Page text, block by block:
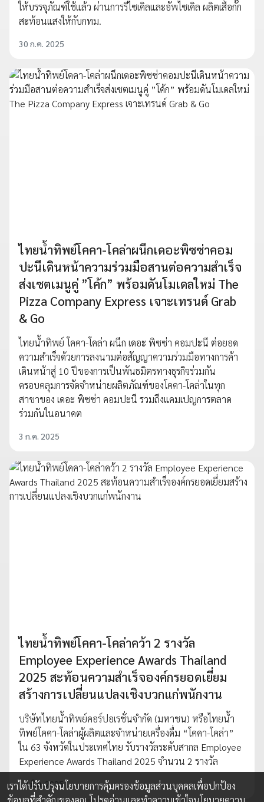
ให้บรรจุภัณฑ์ใช้แล้ว ผ่านการรีไซเคิลและอัพไซเคิล ผลิตเสื้อกั๊ก
สะท้อนแสงให้กับกทม.
30 ก.ค. 2025
ไทยน้ำทิพย์โคคา-โคล่าผนึกเดอะพิซซ่าคอม
ปะนีเดินหน้าความร่วมมือสานต่อความสำเร็จ
ส่งเซตเมนูคู่ ”โค้ก” พร้อมดันโมเดลใหม่ The
Pizza Company Express เจาะเทรนด์ Grab
& Go
ไทยน้ำทิพย์ โคคา-โคล่า ผนึก เดอะ พิซซ่า คอมปะนี ต่อยอด
ความสำเร็จด้วยการลงนามต่อสัญญาความร่วมมือทางการค้า
เดินหน้าสู่ 10 ปีของการเป็นพันธมิตรทางธุรกิจร่วมกัน
ครอบคลุมการจัดจำหน่ายผลิตภัณฑ์ของโคคา-โคล่าในทุก
สาขาของ เดอะ พิซซ่า คอมปะนี รวมถึงแคมเปญการตลาด
ร่วมกันในอนาคต
3 ก.ค. 2025
ไทยน้ำทิพย์โคคา-โคล่าคว้า 2 รางวัล
Employee Experience Awards Thailand
2025 สะท้อนความสำเร็จองค์กรยอดเยี่ยม
สร้างการเปลี่ยนแปลงเชิงบวกแก่พนักงาน
บริษัทไทยน้ำทิพย์คอร์ปอเรชั่นจำกัด (มหาชน) หรือไทยน้ำ
ทิพย์โคคา-โคล่าผู้ผลิตและจำหน่ายเครื่องดื่ม “โคคา-โคล่า”
ใน 63 จังหวัดในประเทศไทย รับรางวัลระดับสากล Employee
Experience Awards Thailand 2025 จำนวน 2 รางวัล
10 มิ.ย. 2025
เราได้ปรับปรุงนโยบายการคุ้มครองข้อมูลส่วนบุคคลเพื่อปกป้อง